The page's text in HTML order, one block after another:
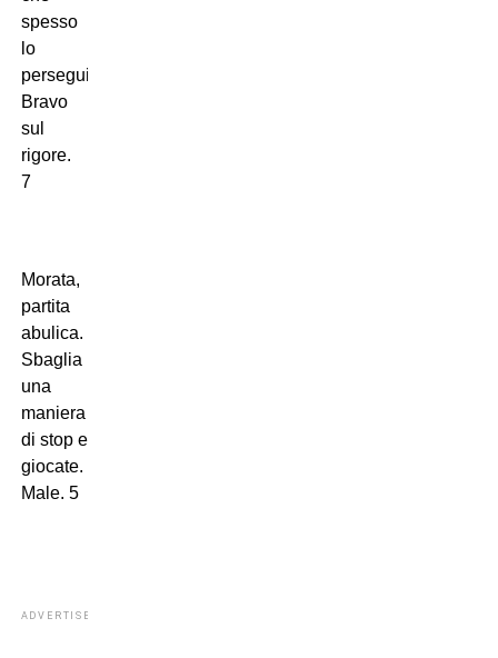
spesso
lo
perseguitano.
Bravo
sul
rigore.
7
Morata,
partita
abulica.
Sbaglia
una
maniera
di stop e
giocate.
Male. 5
ADVERTISEMENT